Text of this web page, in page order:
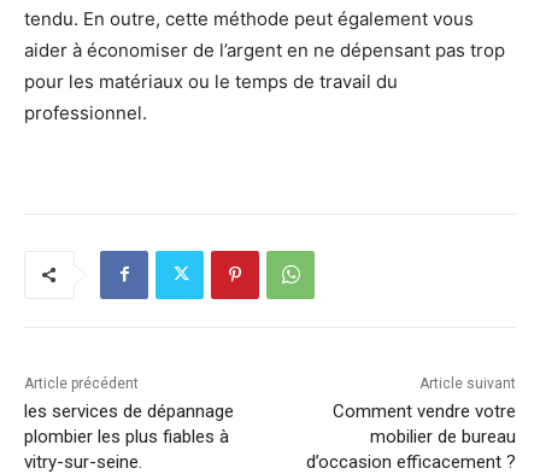
tendu. En outre, cette méthode peut également vous
aider à économiser de l’argent en ne dépensant pas trop
pour les matériaux ou le temps de travail du
professionnel.
Article précédent
les services de dépannage
plombier les plus fiables à
vitry-sur-seine.
Article suivant
Comment vendre votre
mobilier de bureau
d’occasion efficacement ?